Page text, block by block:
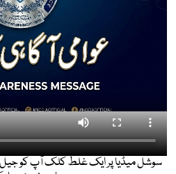
سوشل میڈیا پر ایک غلط کلک آپ کو جیل